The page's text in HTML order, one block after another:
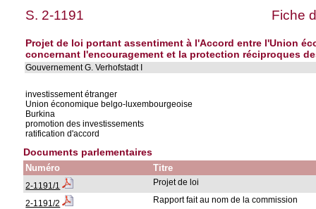
S. 2-1191 Fiche
Projet de loi portant assentiment à l'Accord entre l'Union
concernant l'encouragement et la protection réciproques
Gouvernement G. Verhofstadt I
investissement étranger
Union économique belgo-luxembourgeoise
Burkina
promotion des investissements
ratification d'accord
Documents parlementaires
Numéro Titre
2-1191/1 Projet de loi
2-1191/2 Rapport fait au nom de la commission